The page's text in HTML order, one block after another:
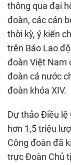
thông qua đại
đoàn, các cán
thời kỳ, ý kiến
trên Báo Lao
đoàn Việt Nam
đoàn cả nước
đoàn khóa XIV.
Dự thảo Điều lệ
hơn 1,5 triệu
Công đoàn đã
trực Đoàn Chủ